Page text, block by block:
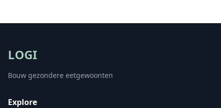
LOGI
Bouw gezondere eetgewoonten
Explore